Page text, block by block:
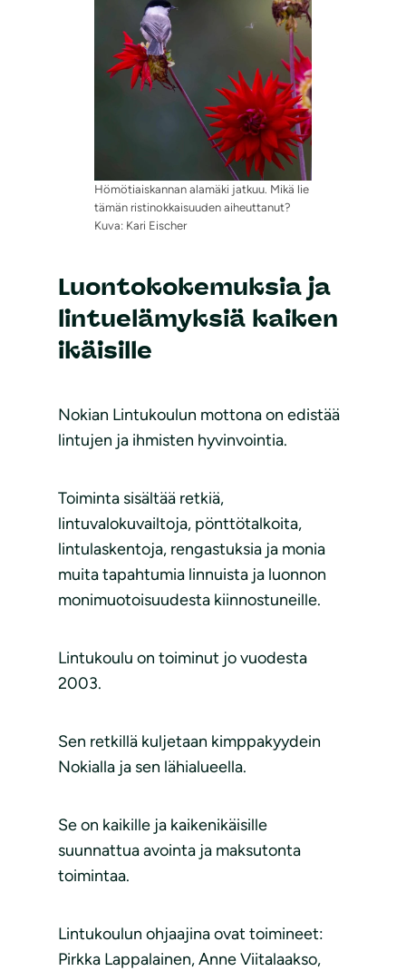
Hömötiaiskannan alamäki jatkuu. Mikä lie
tämän ristinokkaisuuden aiheuttanut?
Kuva: Kari Eischer
Luontokokemuksia ja
lintuelämyksiä kaiken
ikäisille
Nokian Lintukoulun mottona on edistää
lintujen ja ihmisten hyvinvointia.
Toiminta sisältää retkiä,
lintuvalokuvailtoja, pönttötalkoita,
lintulaskentoja, rengastuksia ja monia
muita tapahtumia linnuista ja luonnon
monimuotoisuudesta kiinnostuneille.
Lintukoulu on toiminut jo vuodesta
2003.
Sen retkillä kuljetaan kimppakyydein
Nokialla ja sen lähialueella.
Se on kaikille ja kaikenikäisille
suunnattua avointa ja maksutonta
toimintaa.
Lintukoulun ohjaajina ovat toimineet:
Pirkka Lappalainen, Anne Viitalaakso,